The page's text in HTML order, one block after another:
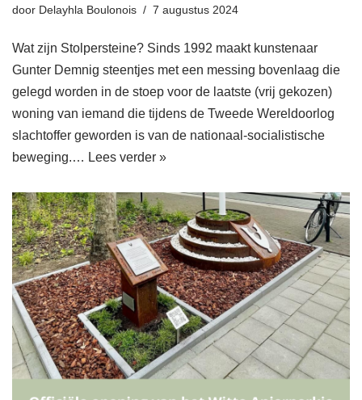
door Delayhla Boulonois 7 augustus 2024
Wat zijn Stolpersteine? Sinds 1992 maakt kunstenaar
Gunter Demnig steentjes met een messing bovenlaag die
gelegd worden in de stoep voor de laatste (vrij gekozen)
woning van iemand die tijdens de Tweede Wereldoorlog
slachtoffer geworden is van de nationaal-socialistische
beweging.… Lees verder »